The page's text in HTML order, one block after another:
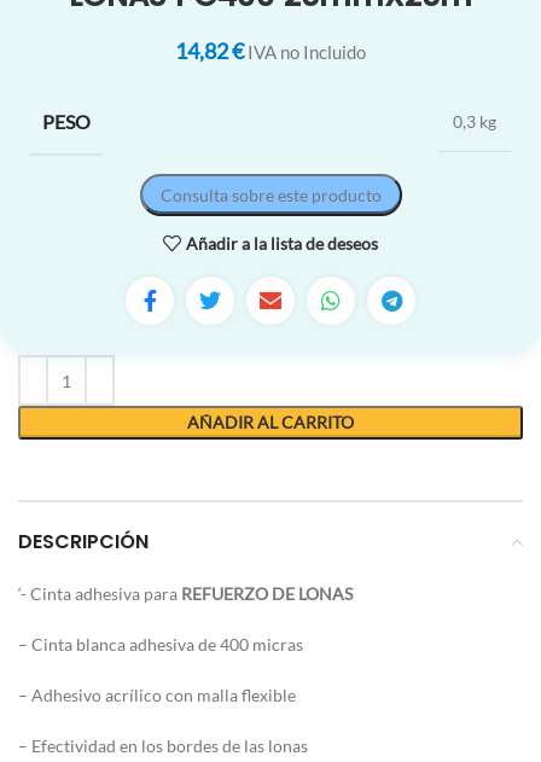
14,82€ IVA no Incluido
PESO 0,3 kg
Consulta sobre este producto
Añadir a la lista de deseos
AÑADIR AL CARRITO
DESCRIPCIÓN
‘- Cinta adhesiva para REFUERZO DE LONAS
– Cinta blanca adhesiva de 400 micras
– Adhesivo acrílico con malla flexible
– Efectividad en los bordes de las lonas